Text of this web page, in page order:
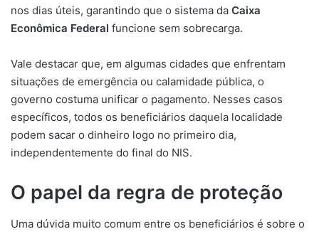
nos dias úteis, garantindo que o sistema da Caixa
Econômica Federal funcione sem sobrecarga.
Vale destacar que, em algumas cidades que enfrentam
situações de emergência ou calamidade pública, o
governo costuma unificar o pagamento. Nesses casos
específicos, todos os beneficiários daquela localidade
podem sacar o dinheiro logo no primeiro dia,
independentemente do final do NIS.
O papel da regra de proteção
Uma dúvida muito comum entre os beneficiários é sobre o